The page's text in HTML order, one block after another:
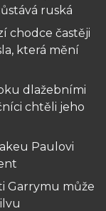
ruská
chodce častěji
která mění
dlažebními
chtěli jeho
Paulovi
Garrymu může